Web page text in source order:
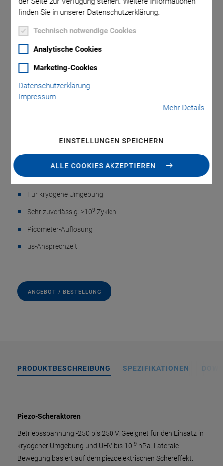
finden Sie in unserer Datenschutzerklärung.
Technisch notwendige Cookies
Analytische Cookies
Marketing-Cookies
Datenschutzerklärung
Impressum
Mehr Details
EINSTELLUNGEN SPEICHERN
ALLE COOKIES AKZEPTIEREN
PICA Shear T
Scheraktoren für
kryogene
Anwendungen
Kompakte Aktoren für kryogene und UHV-
Umgebung
UHV-kompatibel bis 10 hPa
Für kryogene Umgebung
Sehr zuverlässig: >109 Zyklen
Picometer-Auflösung
µs-Ansprechzeit
ANGEBOT / BESTELLUNG
PRODUKTBESCHREIBUNG SPEZIFIKATIONEN
Piezo-Scheraktoren
Betriebsspannung -250 bis 250 V. Geeignet für den Einsatz in
kryogener Umgebung und UHV bis 10-9 hPa. Laterale
Bewegung basiert auf dem piezoelektrischen Schereffekt.